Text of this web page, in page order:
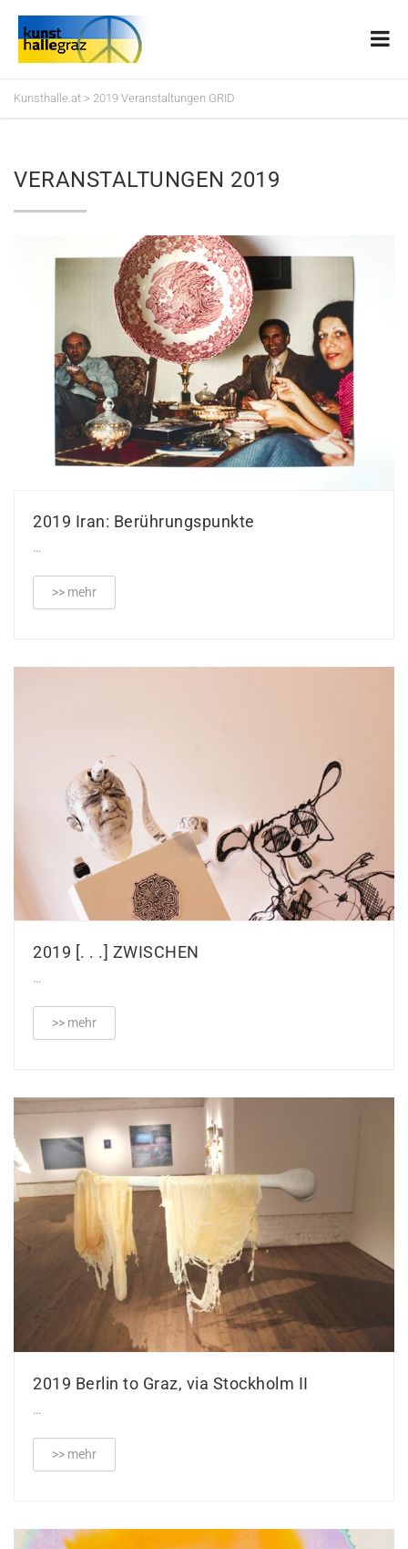
Kunsthalle.at > 2019 Veranstaltungen GRID
VERANSTALTUNGEN 2019
2019 Iran: Berührungspunkte
…
>> mehr
2019 [. . .] ZWISCHEN
…
>> mehr
2019 Berlin to Graz, via Stockholm II
…
>> mehr